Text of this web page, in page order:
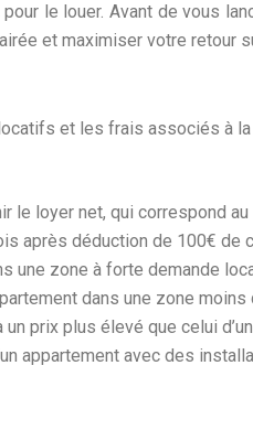
le louer. Avant de vous
et maximiser votre retour
et les frais associés à
loyer net, qui correspond
après déduction de 100€ de
zone à forte demande
dans une zone
prix plus élevé que celui
appartement avec des